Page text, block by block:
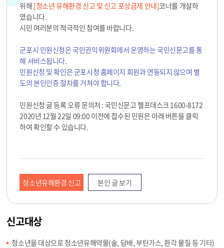
위해 [청소년 유해환경 신고 및 신고 포상금제 안내]코너를 개설하
였습니다.
시민 여러분의 적극적인 참여를 바랍니다.
군포시 민원신청은 국민권익위원회에서 운영하는 국민신문고를 통
해 서비스됩니다.
민원신청 및 확인은 군포시청 홈페이지 회원과 연동되지 않으며 별
도의 본인인증 절차를 거쳐야 합니다.
민원신청 글 등록 오류 문의처 : 국민신문고 헬프데스크 1600-8172
2020년 12월 22일 09:00 이전에 접수된 민원은 아래 버튼을 클릭
하여 확인할 수 있습니다.
청소년유해환경 신고 본인 글 보기
신고대상
청소년을 대상으로 청소년유해약물(술, 담배, 부탄가스, 환각 물질 등 기타)